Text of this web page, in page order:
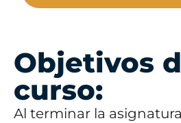
Objetivos
curso:
Al terminar la